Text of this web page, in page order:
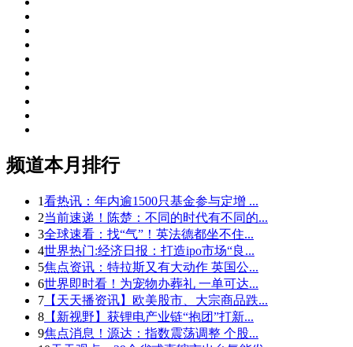
频道本月排行
1看热讯：年内逾1500只基金参与定增 ...
2当前速递！陈楚：不同的时代有不同的...
3全球速看：找“气”！英法德都坐不住...
4世界热门:经济日报：打造ipo市场“良...
5焦点资讯：特拉斯又有大动作 英国公...
6世界即时看！为宠物办葬礼 一单可达...
7 【天天播资讯】欧美股市、大宗商品跌...
8 【新视野】获锂电产业链“抱团”打新...
9焦点消息！源达：指数震荡调整 个股...